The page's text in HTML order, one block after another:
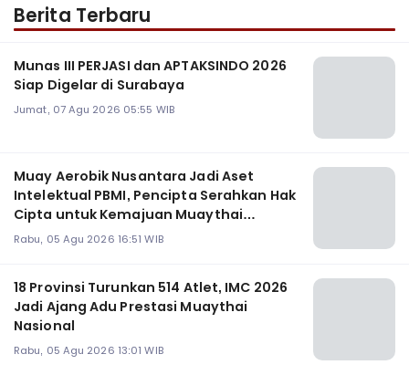
Berita Terbaru
Munas III PERJASI dan APTAKSINDO 2026
Siap Digelar di Surabaya
Jumat, 07 Agu 2026 05:55 WIB
Muay Aerobik Nusantara Jadi Aset
Intelektual PBMI, Pencipta Serahkan Hak
Cipta untuk Kemajuan Muaythai
Indonesia
Rabu, 05 Agu 2026 16:51 WIB
18 Provinsi Turunkan 514 Atlet, IMC 2026
Jadi Ajang Adu Prestasi Muaythai
Nasional
Rabu, 05 Agu 2026 13:01 WIB